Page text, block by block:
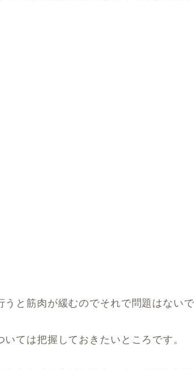
と筋肉が緩むのでそれで問題はないで
ては把握しておきたいところです。